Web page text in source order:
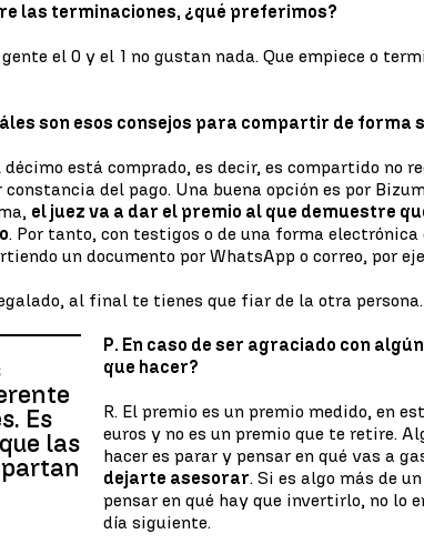
las terminaciones, ¿qué preferimos?
gente el 0 y el 1 no gustan nada. Que empiece o
son esos consejos para compartir de forma
décimo está comprado, es decir, es compartido no
constancia del pago. Una buena opción es por
el juez va a dar el premio al que demuestre
. Por tanto, con testigos o de una forma electrónica
un documento por WhatsApp o correo, por
al final te tienes que fiar de la otra persona.
Es
las
P. En caso de ser agraciado con
que hacer?
R. El premio es un premio medido, en
euros y no es un premio que te retire.
hacer es parar y pensar en qué vas a
dejarte asesorar. Si es algo más de
pensar en qué hay que invertirlo, no lo
día siguiente.